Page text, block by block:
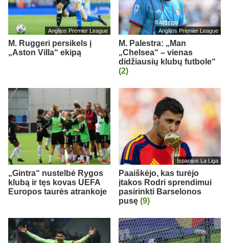
Anglijos Premier League
M. Ruggeri persikels į
„Aston Villa“ ekipą
Anglijos Premier League
M. Palestra: „Man
„Chelsea“ – vienas
didžiausių klubų futbole“
(2)
„Gintra“ nustelbė Rygos
klubą ir tęs kovas UEFA
Europos taurės atrankoje
Ispanijos La Liga
Paaiškėjo, kas turėjo
įtakos Rodri sprendimui
pasirinkti Barselonos
pusę (9)